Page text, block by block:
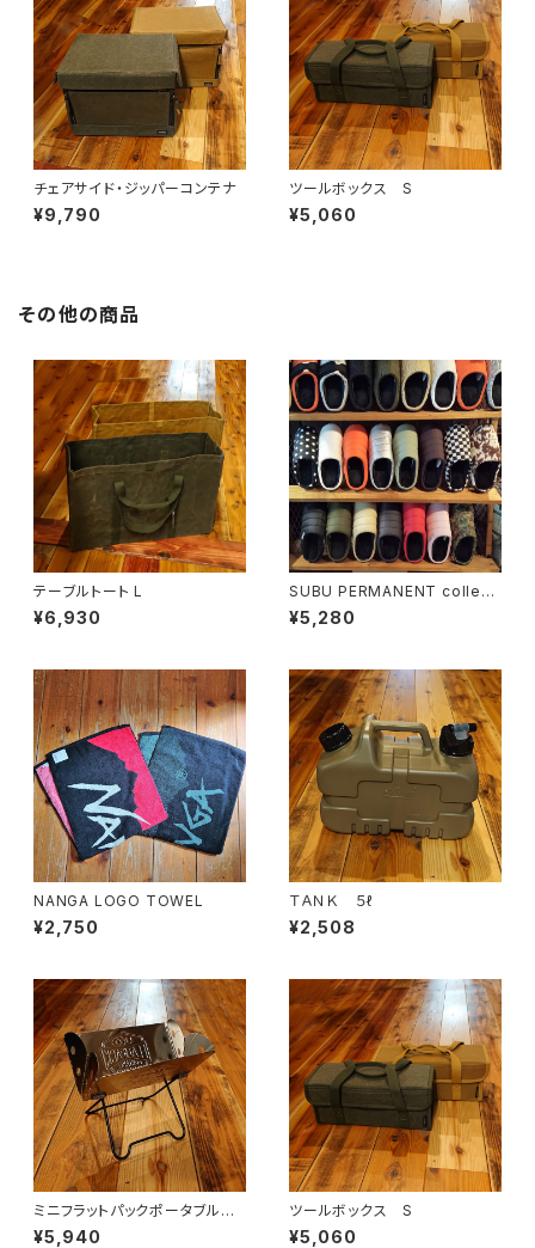
チェアサイド・ジッパーコンテナ
¥9,790
ツールボックス S
¥5,060
その他の商品
テーブルトート L
¥6,930
SUBU PERMANENT collecti
on
¥5,280
NANGA LOGO TOWEL
¥2,750
ＴＡＮＫ ５ℓ
¥2,508
ミニフラットパックポータブルグ
リル＆ファイヤーピット
¥5,940
ツールボックス S
¥5,060